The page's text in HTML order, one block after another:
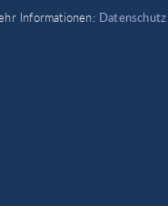
Informationen: Datenschutz